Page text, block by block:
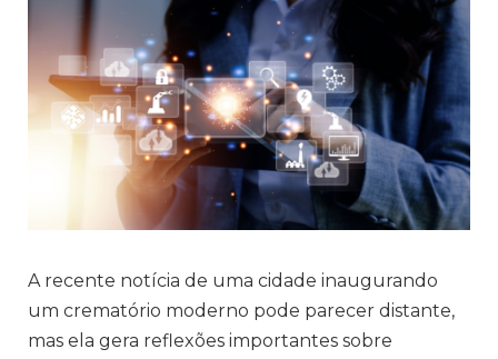
A recente notícia de uma cidade inaugurando
um crematório moderno pode parecer distante,
mas ela gera reflexões importantes sobre